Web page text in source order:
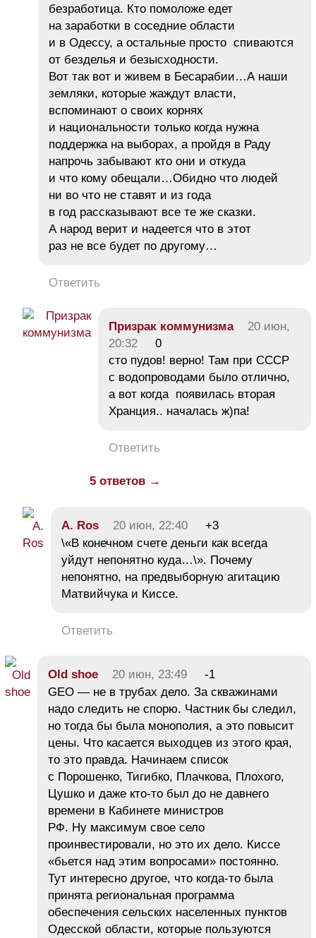
безработица. Кто помоложе едет
на заработки в соседние области
и в Одессу, а остальные просто спиваются
от безделья и безысходности.
Вот так вот и живем в Бесарабии…А наши
земляки, которые жаждут власти,
вспоминают о своих корнях
и национальности только когда нужна
поддержка на выборах, а пройдя в Раду
напрочь забывают кто они и откуда
и что кому обещали…Обидно что людей
ни во что не ставят и из года
в год рассказывают все те же сказки.
А народ верит и надеется что в этот
раз не все будет по другому…
Ответить
Призрак коммунизма
20 июн,
20:32
0
сто пудов! верно! Там при СССР
с водопроводами было отлично,
а вот когда появилась вторая
Хранция.. началась ж)па!
Ответить
5 ответов →
A. Ros 20 июн, 22:40
+3
\«В конечном счете деньги как всегда
уйдут непонятно куда…\». Почему
непонятно, на предвыборную агитацию
Матвийчука и Киссе.
Ответить
Old shoe 20 июн, 23:49
-1
GEO — не в трубах дело. За скважинами
надо следить не спорю. Частник бы следил,
но тогда бы была монополия, а это повысит
цены. Что касается выходцев из этого края,
то это правда. Начинаем список
с Порошенко, Тигибко, Плачкова, Плохого,
Цушко и даже кто-то был до не давнего
времени в Кабинете министров
РФ. Ну максимум свое село
проинвестировали, но это их дело. Киссе
«бьется над этим вопросами» постоянно.
Тут интересно другое, что когда-то была
принята региональная программа
обеспечения сельских населенных пунктов
Одесской области, которые пользуются